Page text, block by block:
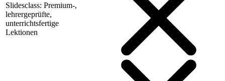
Slidesclass: Premium-,
lehrergeprüfte,
unterrichtsfertige
Lektionen